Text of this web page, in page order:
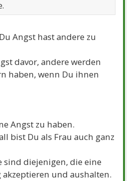
Angst hast andere zu
davor, andere werden
haben, wenn Du ihnen
Angst zu haben.
bist Du als Frau auch ganz
diejenigen, die eine
und aushalten.